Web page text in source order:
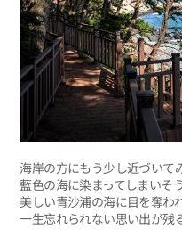
海岸の方にもう少し近づいて
藍色の海に染まってしまいそ
美しい青沙浦の海に目を奪わ
一生忘れられない思い出が残